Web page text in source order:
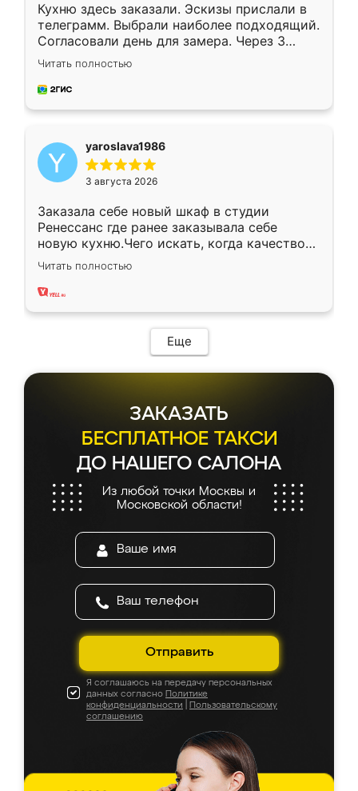
Кухню здесь заказали. Эскизы прислали в
телеграмм. Выбрали наиболее подходящий.
Согласовали день для замера. Через 3
недели кухня была уже готова. Остались
довольны работой. Спасибо Ренессанс
мебель за качественную работу!
Читать полностью
yaroslava1986
3 августа 2026
Заказала себе новый шкаф в студии
Ренессанс где ранее заказывала себе
новую кухню.Чего искать, когда качеством
вполне довольна. Служит кухня уже почти
два года, нареканий нет.
Читать полностью
Еще
ЗАКАЗАТЬ
БЕСПЛАТНОЕ ТАКСИ
ДО НАШЕГО САЛОНА
Из любой точки Москвы и
Московской области!
Отправить
Я соглашаюсь на передачу персональных
данных согласно Политике
конфиденциальности
Пользовательскому
соглашению